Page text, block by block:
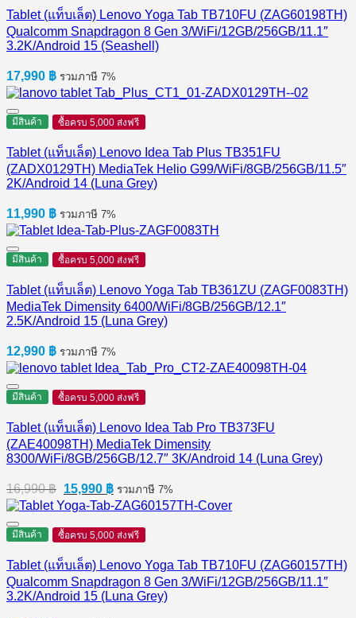
Tablet (แท็บเล็ต) Lenovo Yoga Tab TB710FU (ZAG60198TH)
Qualcomm Snapdragon 8 Gen 3/WiFi/12GB/256GB/11.1″
3.2K/Android 15 (Seashell)
17,990 ฿ รวมภาษี 7%
มีสินค้า ซื้อครบ 5,000 ส่งฟรี
Tablet (แท็บเล็ต) Lenovo Idea Tab Plus TB351FU
(ZADX0129TH) MediaTek Helio G99/WiFi/8GB/256GB/11.5″
2K/Android 14 (Luna Grey)
11,990 ฿ รวมภาษี 7%
มีสินค้า ซื้อครบ 5,000 ส่งฟรี
Tablet (แท็บเล็ต) Lenovo Yoga Tab TB361ZU (ZAGF0083TH)
MediaTek Dimensity 6400/WiFi/8GB/256GB/12.1″
2.5K/Android 15 (Luna Grey)
12,990 ฿ รวมภาษี 7%
มีสินค้า ซื้อครบ 5,000 ส่งฟรี
Tablet (แท็บเล็ต) Lenovo Idea Tab Pro TB373FU
(ZAE40098TH) MediaTek Dimensity
8300/WiFi/8GB/256GB/12.7″ 3K/Android 14 (Luna Grey)
16,990฿ Original
price
was:
16,990 ฿.
15,990 ฿Current
price
is:
15,990 ฿.
รวมภาษี 7%
มีสินค้า ซื้อครบ 5,000 ส่งฟรี
Tablet (แท็บเล็ต) Lenovo Yoga Tab TB710FU (ZAG60157TH)
Qualcomm Snapdragon 8 Gen 3/WiFi/12GB/256GB/11.1″
3.2K/Android 15 (Luna Grey)